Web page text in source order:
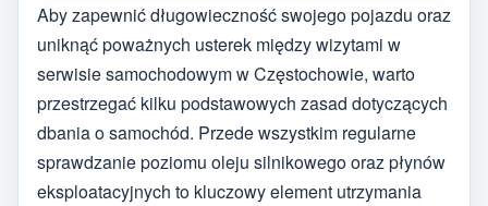
Aby zapewnić długowieczność swojego pojazdu oraz
uniknąć poważnych usterek między wizytami w
serwisie samochodowym w Częstochowie, warto
przestrzegać kilku podstawowych zasad dotyczących
dbania o samochód. Przede wszystkim regularne
sprawdzanie poziomu oleju silnikowego oraz płynów
eksploatacyjnych to kluczowy element utrzymania